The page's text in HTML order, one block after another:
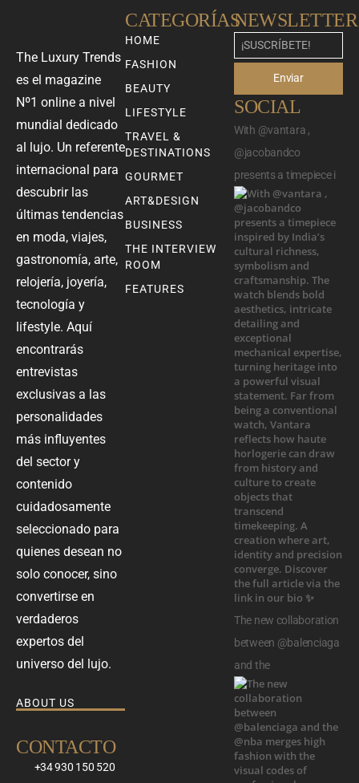
The Luxury Trends
es el magazine
Nº1 online a nivel
mundial dedicado
al lujo. Un referente
internacional para
descubrir las
últimas tendencias
en moda, viajes,
gastronomía, arte,
relojería, joyería,
tecnología y
lifestyle. Aquí
encontrarás
entrevistas
exclusivas a las
personalidades
más influyentes
del sector y
contenido
cuidadosamente
seleccionado para
quienes desean no
solo conocer, sino
convertirse en
verdaderos
expertos del
universo del lujo.
ABOUT US
CONTACTO
+34 930 150 520
CATEGORÍAS
HOME
FASHION
BEAUTY
LIFESTYLE
TRAVEL &
DESTINATIONS
GOURMET
ART&DESIGN
BUSINESS
THE INTERVIEW
ROOM
FEATURES
NEWSLETTER
Enviar
SOCIAL
With @vantara ,
@jacobandco
presents a timepiece i
The new collaboration
between @balenciaga
and the